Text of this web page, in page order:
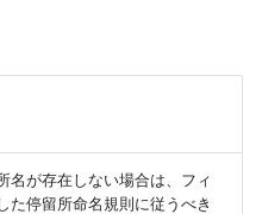
名が存在しない場合は、フィ
た停留所命名規則に従うべき